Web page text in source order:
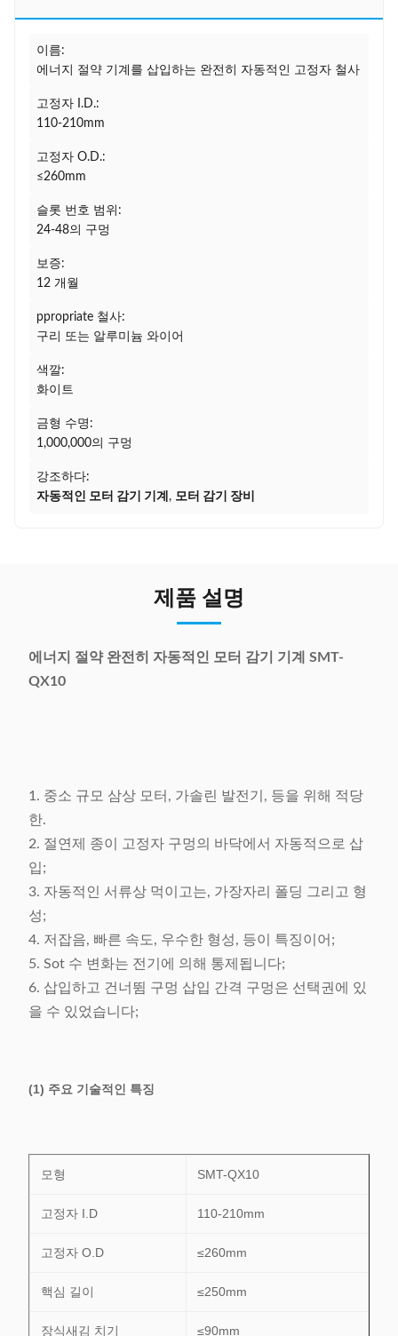
이름:
에너지 절약 기계를 삽입하는 완전히 자동적인 고정자 철사
고정자 I.D.:
110-210mm
고정자 O.D.:
≤260mm
슬롯 번호 범위:
24-48의 구멍
보증:
12 개월
ppropriate 철사:
구리 또는 알루미늄 와이어
색깔:
화이트
금형 수명:
1,000,000의 구멍
강조하다:
자동적인 모터 감기 기계 , 모터 감기 장비
제품 설명
에너지 절약 완전히 자동적인 모터 감기 기계 SMT-
QX10
1. 중소 규모 삼상 모터, 가솔린 발전기, 등을 위해 적당
한.
2. 절연제 종이 고정자 구멍의 바닥에서 자동적으로 삽
입;
3. 자동적인 서류상 먹이고는, 가장자리 폴딩 그리고 형
성;
4. 저잡음, 빠른 속도, 우수한 형성, 등이 특징이어;
5. Sot 수 변화는 전기에 의해 통제됩니다;
6. 삽입하고 건너뜀 구멍 삽입 간격 구멍은 선택권에 있
을 수 있었습니다;
(1) 주요 기술적인 특징
모형 SMT-QX10
고정자 I.D 110-210mm
고정자 O.D ≤260mm
핵심 길이 ≤250mm
장식새김 치기 ≤90mm